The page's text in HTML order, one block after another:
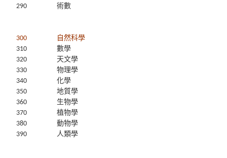
290
術數
300
自然科學
310
數學
320
天文學
330
物理學
340
化學
350
地質學
360
生物學
370
植物學
380
動物學
390
人類學